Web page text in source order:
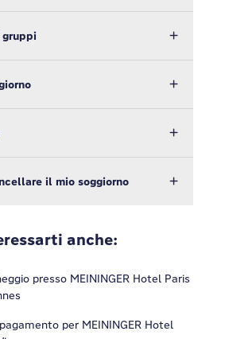
gruppi
il mio soggiorno
anche:
presso MEININGER Hotel Paris
per MEININGER Hotel